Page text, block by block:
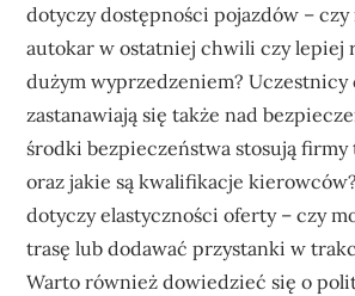
dotyczy dostępności pojazdów – czy
autokar w ostatniej chwili czy lepiej
dużym wyprzedzeniem? Uczestnicy
zastanawiają się także nad
środki bezpieczeństwa stosują
oraz jakie są kwalifikacje
dotyczy elastyczności oferty – czy
trasę lub dodawać przystanki w
Warto również dowiedzieć się o